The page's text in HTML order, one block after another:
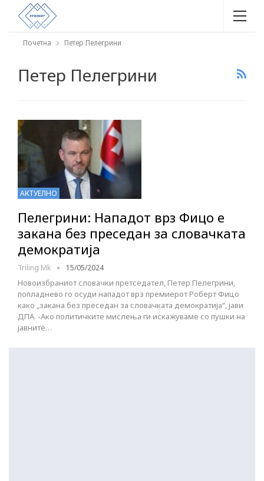
Почетна Петер Пелегрини
Петер Пелегрини
АКТУЕЛНО
Пелегрини: Нападот врз Фицо е
закана без преседан за словачката
демократија
Triling Mk 15/05/2024
Новоизбраниот словачки претседател, Петер Пелегрини,
попладнево го осуди нападот врз премиерот Роберт Фицо
како „закана без преседан за словачката демократија“, јави
ДПА. -Ако политичките мислења ги искажуваме со пушки на
јавните…